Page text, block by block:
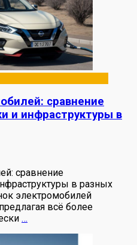
сравнение
и инфраструктуры в
сравнение
в разных
электромобилей
всё более
…